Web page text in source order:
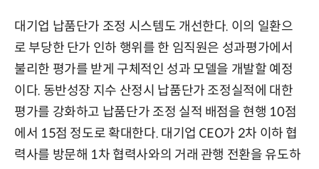
대기업 납품단가 조정 시스템도 개선한다. 이의 일환으
로 부당한 단가 인하 행위를 한 임직원은 성과평가에서
불리한 평가를 받게 구체적인 성과 모델을 개발할 예정
이다. 동반성장 지수 산정시 납품단가 조정실적에 대한
평가를 강화하고 납품단가 조정 실적 배점을 현행 10점
에서 15점 정도로 확대한다. 대기업 CEO가 2차 이하 협
력사를 방문해 1차 협력사와의 거래 관행 전환을 유도하